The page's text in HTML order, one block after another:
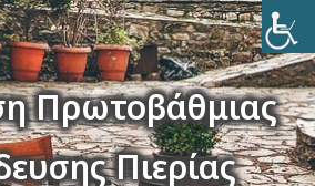
Πρωτοβάθμιας
Πιερίας